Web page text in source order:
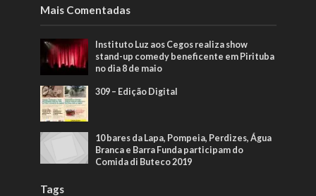
Mais Comentadas
Instituto Luz aos Cegos realiza show
stand-up comedy beneficente em Pirituba
no dia 8 de maio
309 – Edição Digital
10 bares da Lapa, Pompeia, Perdizes, Água
Branca e Barra Funda participam do
Comida di Buteco 2019
Tags